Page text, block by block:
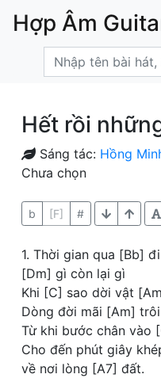
Hợp Âm
Hết rồi
Sáng tác: Hồng
Chưa chọn
b [F] #
1. Thời gian qua [Bb]
[Dm] gì còn lại gì
Khi [C] sao dời vật
Dòng đời mãi [Am]
Từ khi bước chân vào
Cho đến phút giây
về nơi lòng [A7] đất.